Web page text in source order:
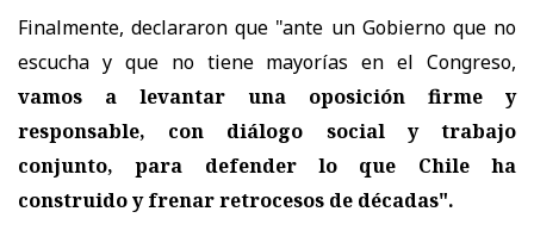
Finalmente, declararon que "ante un Gobierno que no
escucha y que no tiene mayorías en el Congreso,
vamos a levantar una oposición firme y
responsable, con diálogo social y trabajo
conjunto, para defender lo que Chile ha
construido y frenar retrocesos de décadas".